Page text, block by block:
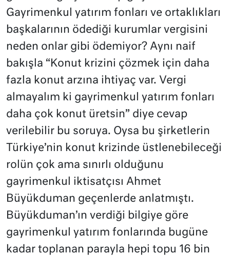
Gayrimenkul yatırım fonları ve ortaklıkları
başkalarının ödediği kurumlar vergisini
neden onlar gibi ödemiyor? Aynı naif
bakışla “Konut krizini çözmek için daha
fazla konut arzına ihtiyaç var. Vergi
almayalım ki gayrimenkul yatırım fonları
daha çok konut üretsin” diye cevap
verilebilir bu soruya. Oysa bu şirketlerin
Türkiye’nin konut krizinde üstlenebileceği
rolün çok ama sınırlı olduğunu
gayrimenkul iktisatçısı Ahmet
Büyükduman geçenlerde anlatmıştı.
Büyükduman’ın verdiği bilgiye göre
gayrimenkul yatırım fonlarında bugüne
kadar toplanan parayla hepi topu 16 bin